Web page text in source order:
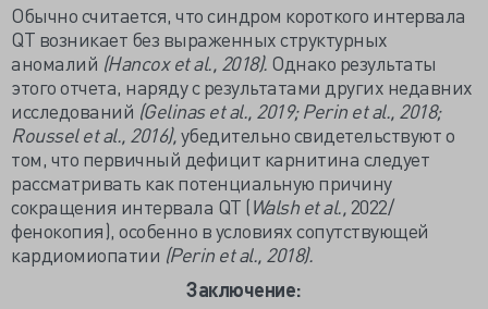
Обычно считается, что синдром короткого интервала
QT возникает без выраженных структурных
аномалий (Hancox et al., 2018). Однако результаты
этого отчета, наряду с результатами других недавних
исследований (Gelinas et al., 2019; Perin et al., 2018;
Roussel et al., 2016),убедительно свидетельствуют о
том, что первичный дефицит карнитина следует
рассматривать как потенциальную причину
сокращения интервала QT (Walsh et al., 2022/
фенокопия), особенно в условиях сопутствующей
кардиомиопатии (Perin et al., 2018).
Заключение: